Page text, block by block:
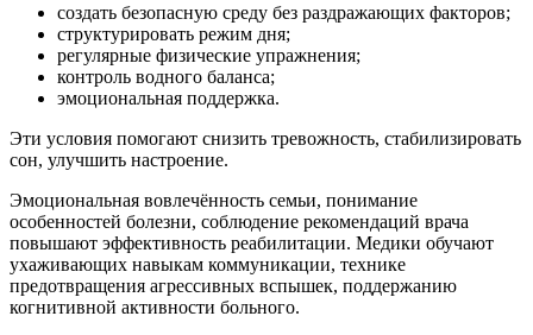
создать безопасную среду без раздражающих факторов;
структурировать режим дня;
регулярные физические упражнения;
контроль водного баланса;
эмоциональная поддержка.
Эти условия помогают снизить тревожность, стабилизировать
сон, улучшить настроение.
Эмоциональная вовлечённость семьи, понимание
особенностей болезни, соблюдение рекомендаций врача
повышают эффективность реабилитации. Медики обучают
ухаживающих навыкам коммуникации, технике
предотвращения агрессивных вспышек, поддержанию
когнитивной активности больного.